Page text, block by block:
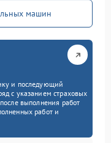
машин
и последующий
с указанием страховых
выполнения работ
работ и